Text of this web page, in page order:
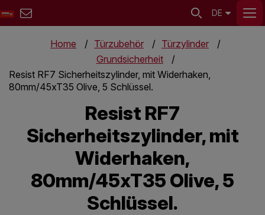
DE
Home Türzubehör
Türzylinder
Grundsicherheit
Resist RF7 Sicherheitszylinder, mit Widerhaken,
80mm/45xT35 Olive, 5 Schlüssel.
Resist RF7
Sicherheitszylinder, mit
Widerhaken,
80mm/45xT35 Olive, 5
Schlüssel.